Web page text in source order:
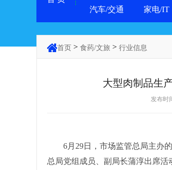
汽车/交通
家电/IT
首页 > 食药/文旅 > 行业信息
大型肉制品生
发布时
6月29日，市场监管总局主办的
总局党组成员、副局长蒲淳出席活